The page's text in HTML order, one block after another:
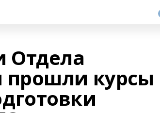
Отдела
прошли курсы